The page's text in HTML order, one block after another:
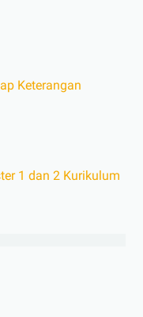
Keterangan
1 dan 2 Kurikulum